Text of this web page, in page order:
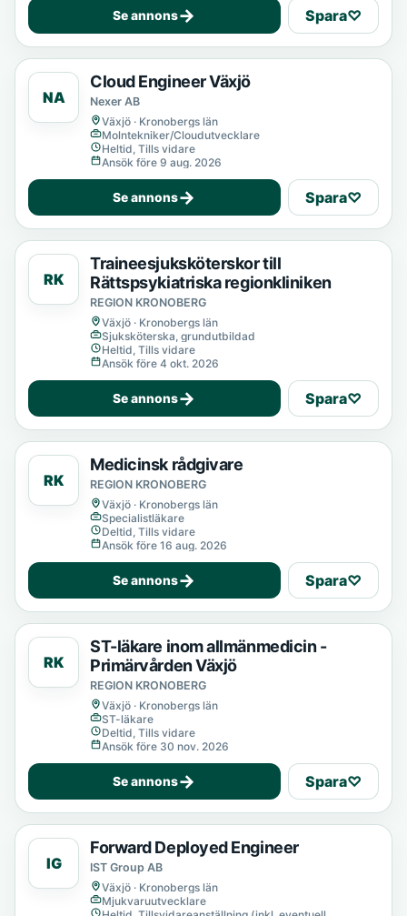
Se annons→ Spara♡
NA
Cloud Engineer Växjö
Nexer AB
Växjö · Kronobergs län
Molntekniker/Cloudutvecklare
Heltid, Tills vidare
Ansök före 9 aug. 2026
Se annons→ Spara♡
RK
Traineesjuksköterskor till
Rättspsykiatriska regionkliniken
REGION KRONOBERG
Växjö · Kronobergs län
Sjuksköterska, grundutbildad
Heltid, Tills vidare
Ansök före 4 okt. 2026
Se annons→ Spara♡
RK
Medicinsk rådgivare
REGION KRONOBERG
Växjö · Kronobergs län
Specialistläkare
Deltid, Tills vidare
Ansök före 16 aug. 2026
Se annons→ Spara♡
RK
ST-läkare inom allmänmedicin -
Primärvården Växjö
REGION KRONOBERG
Växjö · Kronobergs län
ST-läkare
Deltid, Tills vidare
Ansök före 30 nov. 2026
Se annons→ Spara♡
IG
Forward Deployed Engineer
IST Group AB
Växjö · Kronobergs län
Mjukvaruutvecklare